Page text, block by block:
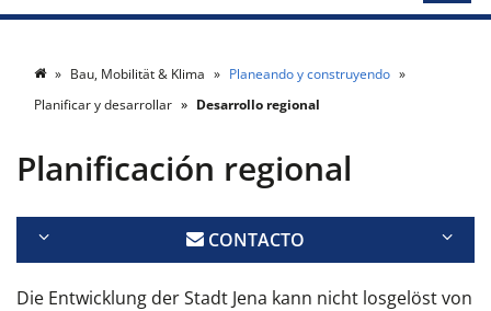
Bau, Mobilität & Klima
Planeando y construyendo
Planificar y desarrollar
Desarrollo regional
Planificación regional
CONTACTO
Die Entwicklung der Stadt Jena kann nicht losgelöst von